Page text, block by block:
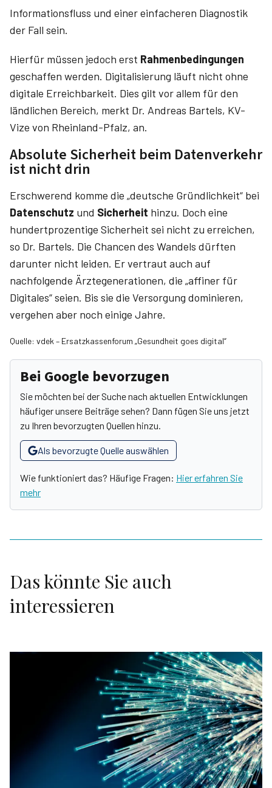
Informationsfluss und einer einfacheren Diagnostik
der Fall sein.
Hierfür müssen jedoch erst Rahmenbedingungen
geschaffen werden. Digitalisierung läuft nicht ohne
digitale Erreichbarkeit. Dies gilt vor allem für den
ländlichen Bereich, merkt Dr. Andreas Bartels, KV-
Vize von Rheinland-Pfalz, an.
Absolute Sicherheit beim Datenverkehr
ist nicht drin
Erschwerend komme die „deutsche Gründlichkeit“ bei
Datenschutz und Sicherheit hinzu. Doch eine
hundertprozentige Sicherheit sei nicht zu erreichen,
so Dr. Bartels. Die Chancen des Wandels dürften
darunter nicht leiden. Er vertraut auch auf
nachfolgende Ärztegenerationen, die „affiner für
Digitales“ seien. Bis sie die Versorgung dominieren,
vergehen aber noch einige Jahre.
Quelle: vdek – Ersatzkassenforum „Gesundheit goes digital“
Bei Google bevorzugen
Sie möchten bei der Suche nach aktuellen Entwicklungen
häufiger unsere Beiträge sehen? Dann fügen Sie uns jetzt
zu Ihren bevorzugten Quellen hinzu.
Als bevorzugte Quelle auswählen
Wie funktioniert das? Häufige Fragen: Hier erfahren Sie
mehr
Das könnte Sie auch
interessieren